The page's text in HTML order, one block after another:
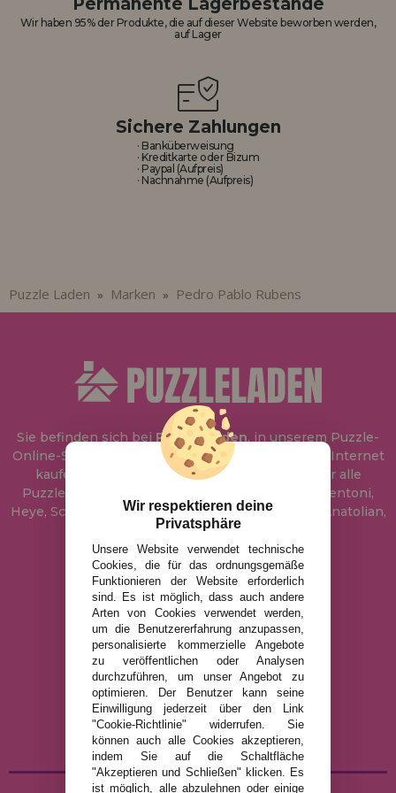
Los gehts! Wir haben auf dich gewartet.
Permanente Lagerbestände
Wir haben 95% der Produkte, die auf dieser Website beworben werden,
auf Lager
Sichere Zahlungen
· Banküberweisung
· Kreditkarte oder Bizum
· Paypal (Aufpreis)
· Nachnahme (Aufpreis)
Puzzle Laden » Marken » Pedro Pablo Rubens
Sie befinden sich bei Puzzle Laden, in unserem Puzzle-
Online-Shop, wo Sie Puzzle zum besten Preis im Internet
kaufen können. In unserem Katalog führen wir alle
Puzzles der Marken Educa, Ravensburger, Clementoni,
Heye, Schmidt, Castorland, Jumbo, Trefl, Piatnik, Anatolian,
Art Puzzle, Gibsons und viele mehr.
info@puzzleladen.de
RECHTLICHE HINWEISE
DATENSCHUTZRICHTLINIE
COOKIE-RICHTLINIE
VERSAND UND RÜCKGABE
RÜCKGABE / WIDERRUF
Wir respektieren deine
Privatsphäre
Unsere Website verwendet technische
Cookies, die für das ordnungsgemäße
Funktionieren der Website erforderlich
sind. Es ist möglich, dass auch andere
Arten von Cookies verwendet werden,
um die Benutzererfahrung anzupassen,
personalisierte kommerzielle Angebote
zu veröffentlichen oder Analysen
durchzuführen, um unser Angebot zu
optimieren. Der Benutzer kann seine
Einwilligung jederzeit über den Link
"Cookie-Richtlinie" widerrufen. Sie
können auch alle Cookies akzeptieren,
indem Sie auf die Schaltfläche
"Akzeptieren und Schließen" klicken. Es
ist möglich, alle abzulehnen oder einige